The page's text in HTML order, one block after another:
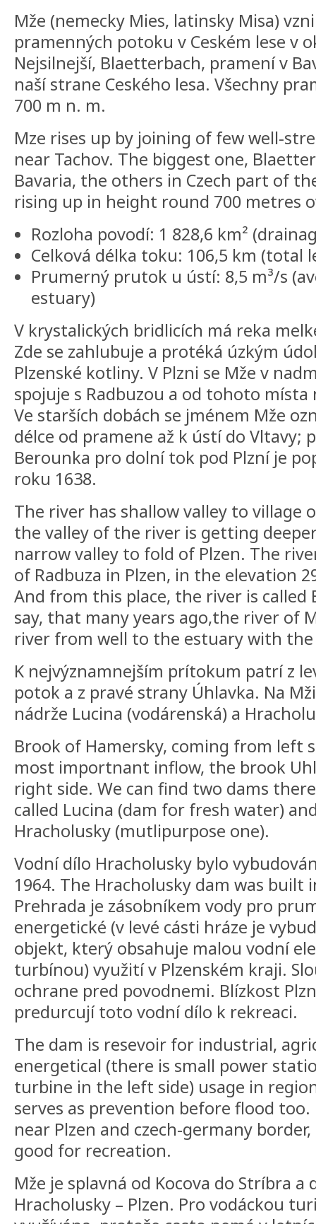
Mže (nemecky Mies, latinsky Misa)
pramenných potoku v Ceském lese v
Nejsilnejší, Blaetterbach, pramení v
naší strane Ceského lesa. Všechny
700 m n. m.
Mze rises up by joining of few well-
near Tachov. The biggest one,
Bavaria, the others in Czech part of
rising up in height round 700 metres
Rozloha povodí: 1 828,6 km²
Celková délka toku: 106,5 km (total
Prumerný prutok u ústí: 8,5 m³/s
estuary)
V krystalických bridlicích má reka
Zde se zahlubuje a protéká úzkým
Plzenské kotliny. V Plzni se Mže v
spojuje s Radbuzou a od tohoto místa
Ve starších dobách se jménem Mže
délce od pramene až k ústí do Vltavy;
Berounka pro dolní tok pod Plzní je
roku 1638.
The river has shallow valley to village
the valley of the river is getting
narrow valley to fold of Plzen. The
of Radbuza in Plzen, in the elevation
And from this place, the river is called
say, that many years ago,the river of
river from well to the estuary with the
K nejvýznamnejším prítokum patrí z
potok a z pravé strany Úhlavka. Na
nádrže Lucina (vodárenská) a
Brook of Hamersky, coming from left
most importnant inflow, the brook
right side. We can find two dams
called Lucina (dam for fresh water)
Hracholusky (mutlipurpose one).
Vodní dílo Hracholusky bylo
1964. The Hracholusky dam was built
Prehrada je zásobníkem vody pro
energetické (v levé cásti hráze je
objekt, který obsahuje malou vodní
turbínou) využití v Plzenském kraji.
ochrane pred povodnemi. Blízkost
predurcují toto vodní dílo k rekreaci.
The dam is resevoir for industrial,
energetical (there is small power
turbine in the left side) usage in
serves as prevention before flood too.
near Plzen and czech-germany
good for recreation.
Mže je splavná od Kocova do Stríbra a
Hracholusky – Plzen. Pro vodáckou